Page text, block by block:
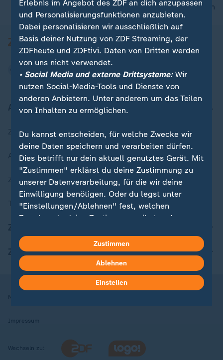
nach oben
Aktuell bei ZDFheute
Zuletzt veröffentlicht
Aktuelle Sendungs-Videos
ZDFheute Stories
Themen im Überblick
ZDFheute Apps
Nutzungsbedingungen
Impressum
Wechseln zu:
Erlebnis im Angebot des ZDF an dich anzupassen
und Personalisierungsfunktionen anzubieten.
Dabei personalisieren wir ausschließlich auf
Basis deiner Nutzung von ZDF Streaming, der
ZDFheute und ZDFtivi. Daten von Dritten werden
von uns nicht verwendet.
• Social Media und externe Drittsysteme:Wir
nutzen Social-Media-Tools und Dienste von
anderen Anbietern. Unter anderem um das Teilen
von Inhalten zu ermöglichen.
Du kannst entscheiden, für welche Zwecke wir
deine Daten speichern und verarbeiten dürfen.
Dies betrifft nur dein aktuell genutztes Gerät. Mit
"Zustimmen" erklärst du deine Zustimmung zu
unserer Datenverarbeitung, für die wir deine
Einwilligung benötigen. Oder du legst unter
"Einstellungen/Ablehnen" fest, welchen
Zwecken du deine Zustimmung gibst und
kannst du jederzeit mit Wirkung für die Zukunft
in deinen Einstellungen widerrufen oder ändern.
Hier findest du das Impressum.
Weitere Informationen findest du in unserer
Zustimmen
Ablehnen
Einstellen